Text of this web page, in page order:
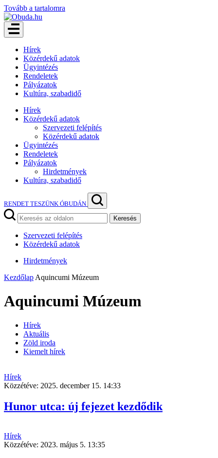
Tovább a tartalomra
Hírek
Közérdekű adatok
Ügyintézés
Rendeletek
Pályázatok
Kultúra, szabadidő
Hírek
Közérdekű adatok
Szervezeti felépítés
Közérdekű adatok
Ügyintézés
Rendeletek
Pályázatok
Hirdetmények
Kultúra, szabadidő
RENDET TESZÜNK ÓBUDÁN
Keresés
Szervezeti felépítés
Közérdekű adatok
Hirdetmények
Kezdőlap Aquincumi Múzeum
Aquincumi Múzeum
Hírek
Aktuális
Zöld iroda
Kiemelt hírek
Hírek
Közzétéve: 2025. december 15. 14:33
Hunor utca: új fejezet kezdődik
Hírek
Közzétéve: 2023. május 5. 13:35